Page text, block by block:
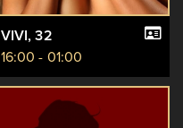
VIVI, 32
16:00 - 01:00